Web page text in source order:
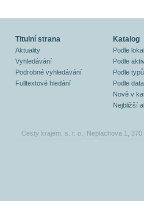
Titulní strana
Aktuality
Vyhledávání
Podrobné vyhledávání
Fulltextové hledání
Katalog
Podle
Podle
Podle typů
Podle data
Nově v
Nejbližší
Cesty krajem, s. r. o., Neplachova 1,